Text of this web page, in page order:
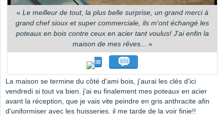
« Le meilleur de tout, la plus belle surprise, un grand merci à
grand chef sioux et super commerciale, ils m'ont échangé les
poteaux en bois contre ceux en acier tant voulus! J'ai enfin la
maison de mes rêves... »
La maison se termine du côté d'ami bois, j'aurai les clés d'ici
vendredi si tout va bien. j'ai eu finalement mes poteaux en acier
avant la réception, que je vais vite peindre en gris anthracite afin
d'uniformiser avec les huisseries. il me tarde de la voir finie!!